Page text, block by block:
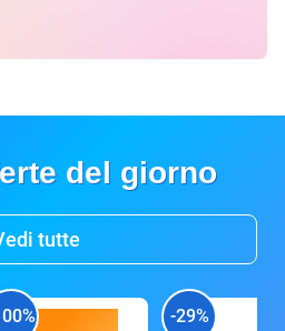
del giorno
tutte
-29%